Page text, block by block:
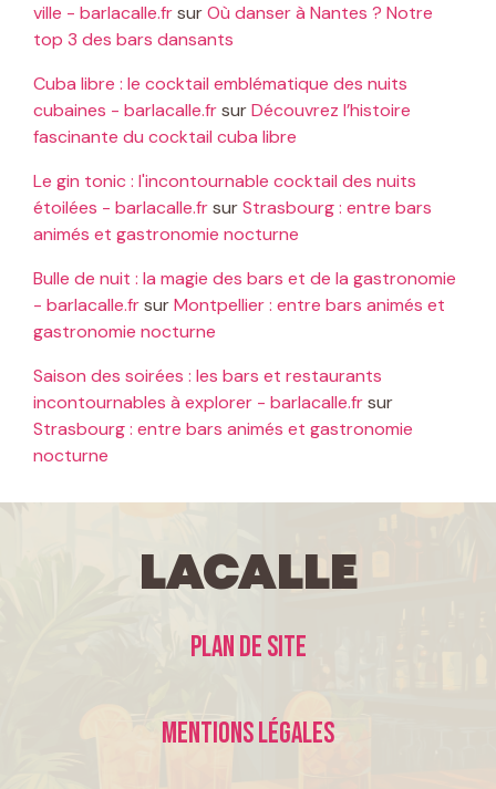
ville - barlacalle.frsurOù danser à Nantes ? Notre
top 3 des bars dansants
Cuba libre : le cocktail emblématique des nuits
cubaines - barlacalle.frsurDécouvrez l’histoire
fascinante du cocktail cuba libre
Le gin tonic : l'incontournable cocktail des nuits
étoilées - barlacalle.frsurStrasbourg : entre bars
animés et gastronomie nocturne
Bulle de nuit : la magie des bars et de la gastronomie
- barlacalle.frsurMontpellier : entre bars animés et
gastronomie nocturne
Saison des soirées : les bars et restaurants
incontournables à explorer - barlacalle.frsur
Strasbourg : entre bars animés et gastronomie
nocturne
LaCalle
Plan de site
Mentions légales